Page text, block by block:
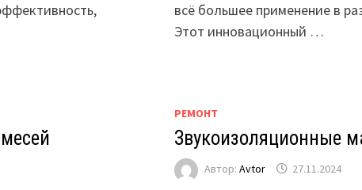
всё большее применение в
Этот инновационный …
РЕМОНТ
Звукоизоляционные
Автор:Avtor 27.11.2024